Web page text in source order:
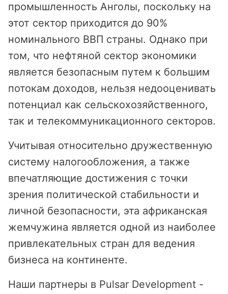
промышленность Анголы, поскольку на
этот сектор приходится до 90%
номинального ВВП страны. Однако при
том, что нефтяной сектор экономики
является безопасным путем к большим
потокам доходов, нельзя недооценивать
потенциал как сельскохозяйственного,
так и телекоммуникационного секторов.
Учитывая относительно дружественную
систему налогообложения, а также
впечатляющие достижения с точки
зрения политической стабильности и
личной безопасности, эта африканская
жемчужина является одной из наиболее
привлекательных стран для ведения
бизнеса на континенте.
Наши партнеры в Pulsar Development -